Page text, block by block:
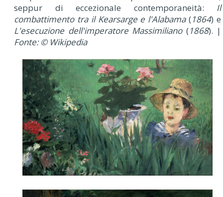
seppur di eccezionale contemporaneità: Il
combattimento tra il Kearsarge e l'Alabama(1864) e
L'esecuzione dell'imperatore Massimiliano(1868). |
Fonte: © Wikipedia